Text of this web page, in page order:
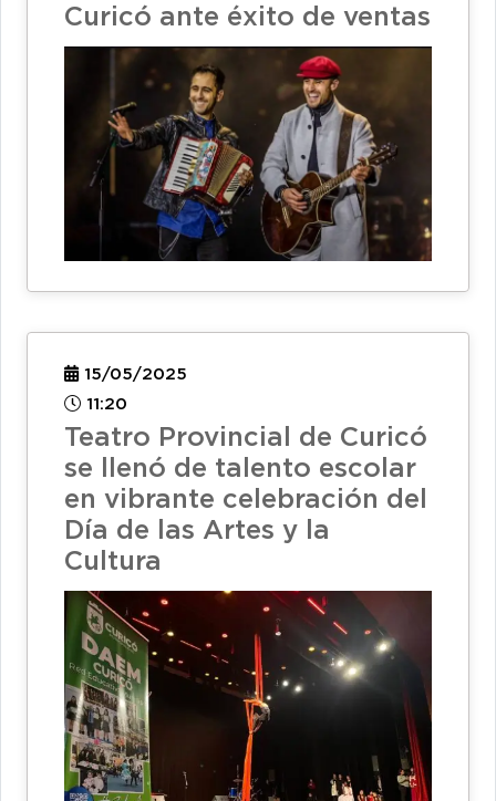
Curicó ante éxito de ventas
15/05/2025
11:20
Teatro Provincial de Curicó
se llenó de talento escolar
en vibrante celebración del
Día de las Artes y la
Cultura